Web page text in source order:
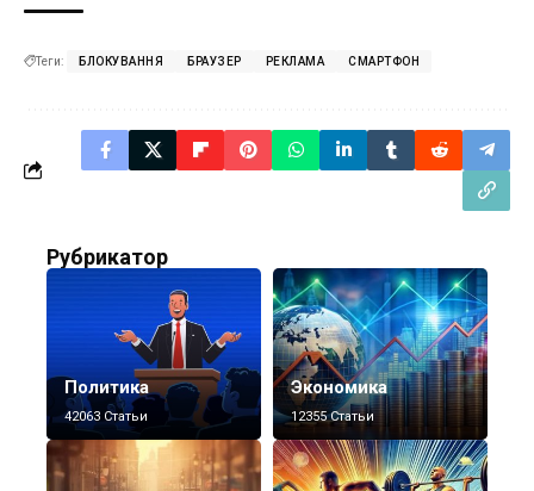
Теги: БЛОКУВАННЯ БРАУЗЕР РЕКЛАМА СМАРТФОН
Рубрикатор
Политика
42063 Статьи
Экономика
12355 Статьи